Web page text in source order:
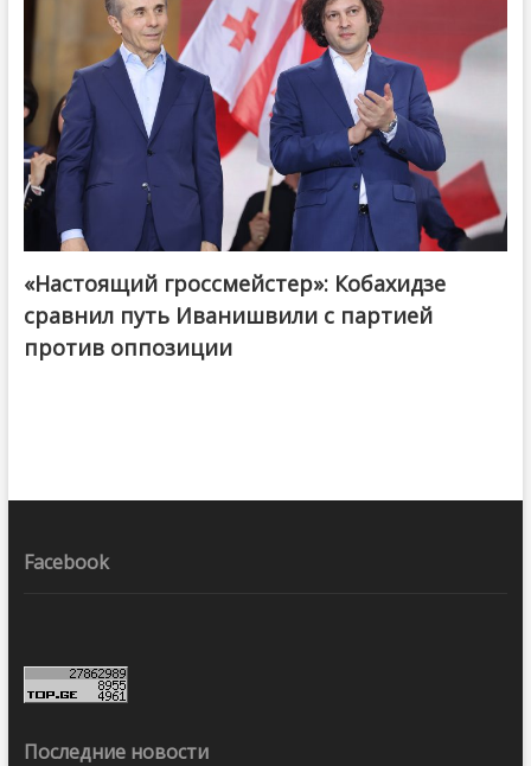
@ქართული ოცნება / Georgian Dream
«Настоящий гроссмейстер»: Кобахидзе
сравнил путь Иванишвили с партией
против оппозиции
Facebook
Последние новости